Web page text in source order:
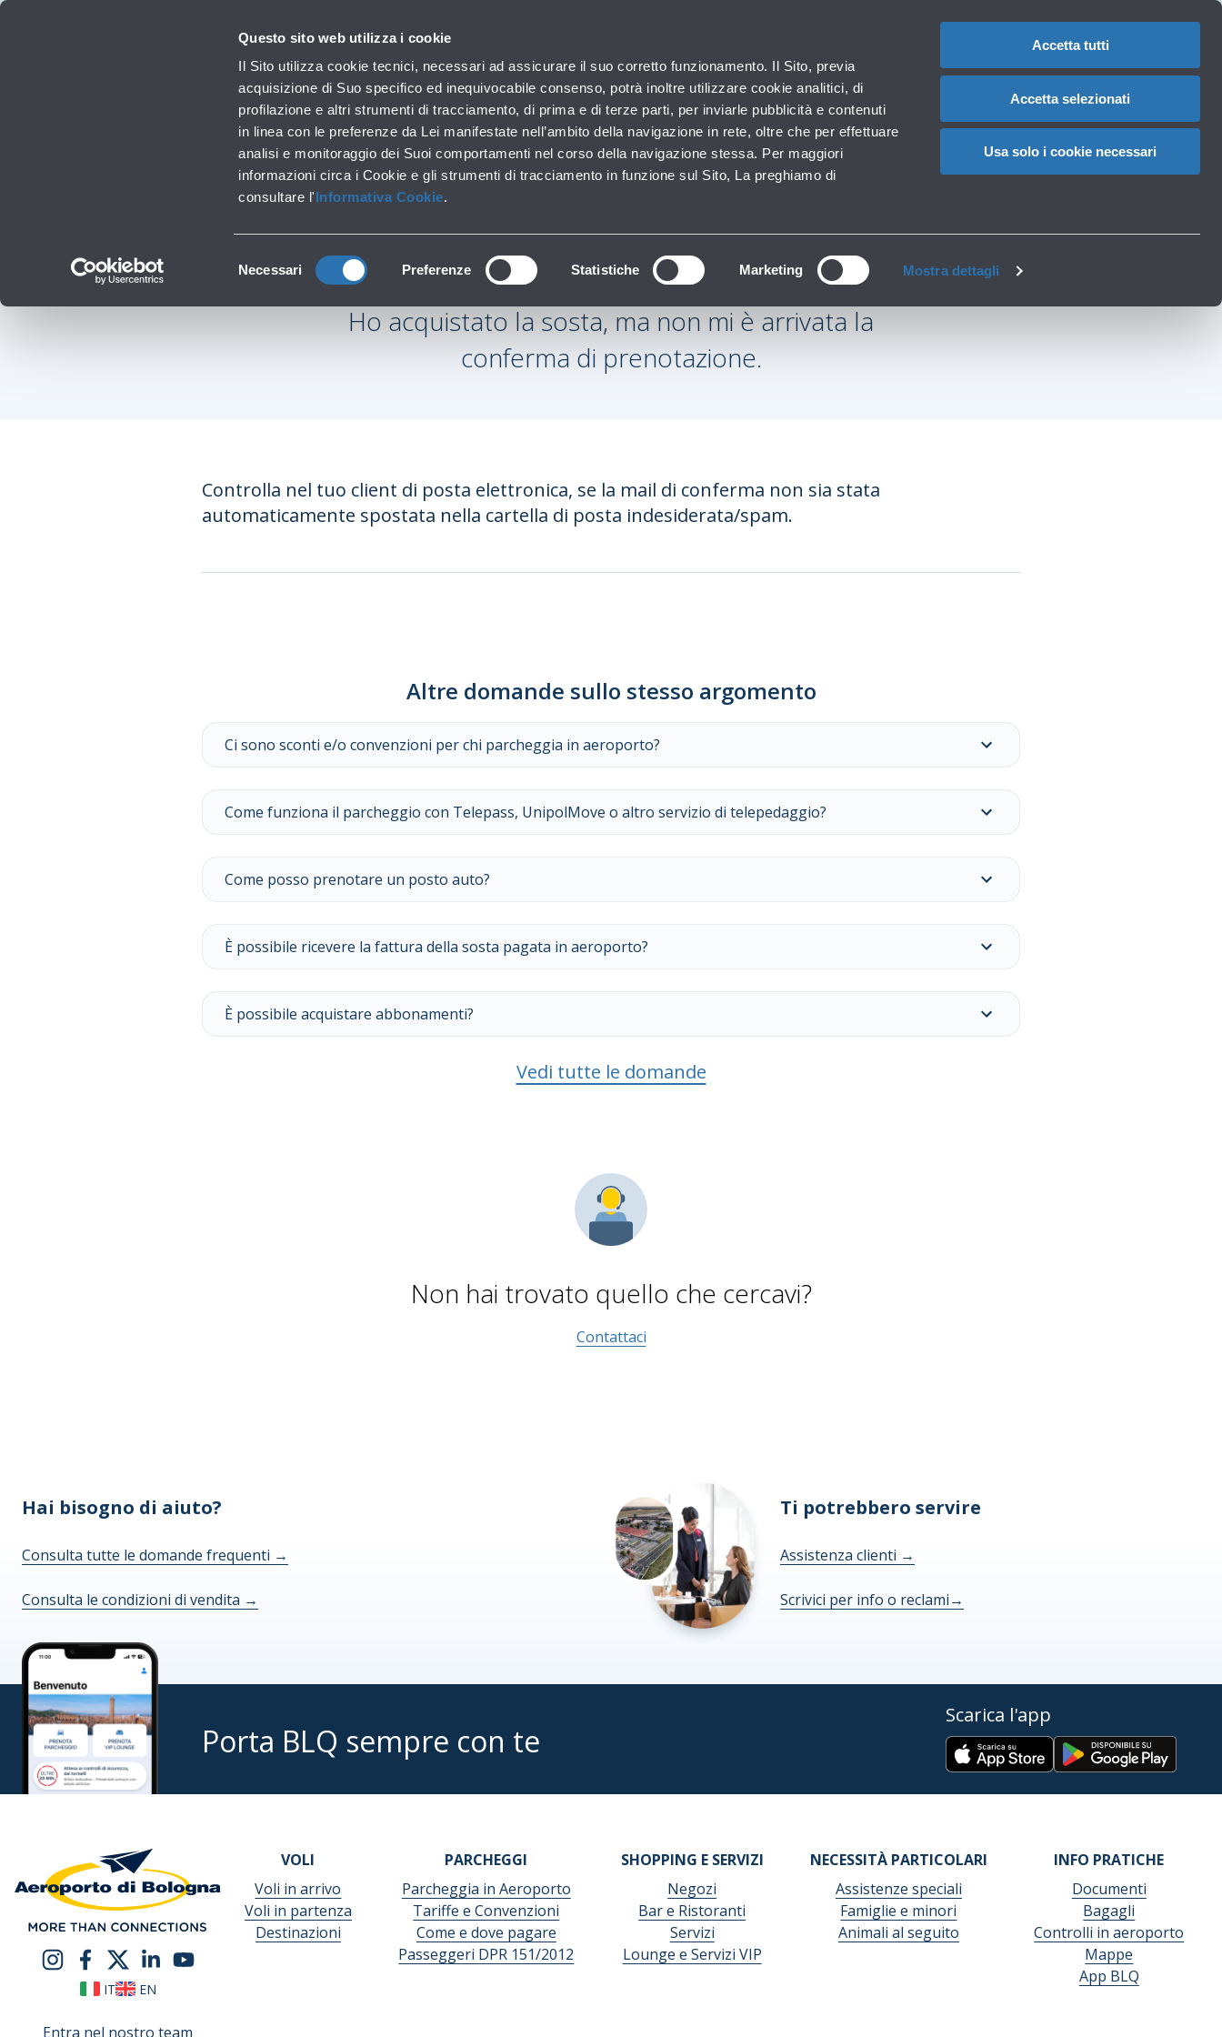
Questo sito web utilizza i cookie
Il Sito utilizza cookie tecnici, necessari ad assicurare il suo corretto funzionamento. Il Sito, previa
acquisizione di Suo specifico ed inequivocabile consenso, potrà inoltre utilizzare cookie analitici, di
profilazione e altri strumenti di tracciamento, di prima e di terze parti, per inviarle pubblicità e contenuti
in linea con le preferenze da Lei manifestate nell’ambito della navigazione in rete, oltre che per effettuare
analisi e monitoraggio dei Suoi comportamenti nel corso della navigazione stessa. Per maggiori
informazioni circa i Cookie e gli strumenti di tracciamento in funzione sul Sito, La preghiamo di
consultare l'Informativa Cookie.
del
Necessari Preferenze Statistiche Marketing Mostra dettagli
Accetta tutti
Accetta selezionati
Usa solo i cookie necessari
CAMBIA
Voli
Orari, destinazioni e info
Parcheggi
Soste brevi e lunghe
Da e per l'aeroporto
Trasporti pubblici e auto
In aeroporto
Lounge, shopping e servizi
Necessità particolari
Accessibilità, Famiglie, Animali Carrello
Ho acquistato la sosta, ma non mi è arrivata la
conferma di prenotazione.
Controlla nel tuo client di posta elettronica, se la mail di conferma non sia stata
automaticamente spostata nella cartella di posta indesiderata/spam.
Altre domande sullo stesso argomento
Ci sono sconti e/o convenzioni per chi parcheggia in aeroporto?
Come funziona il parcheggio con Telepass, UnipolMove o altro servizio di telepedaggio?
Come posso prenotare un posto auto?
È possibile ricevere la fattura della sosta pagata in aeroporto?
È possibile acquistare abbonamenti?
Vedi tutte le domande
Non hai trovato quello che cercavi?
Contattaci
Hai bisogno di aiuto?
Consulta tutte le domande frequenti →
Consulta le condizioni di vendita →
Ti potrebbero servire
Assistenza clienti →
Scrivici per info o reclami→
Porta BLQ sempre con te
Scarica l'app
IT EN
Entra nel nostro team
VOLI
Voli in arrivo
Voli in partenza
Destinazioni
PARCHEGGI
Parcheggia in Aeroporto
Tariffe e Convenzioni
Come e dove pagare
Passeggeri DPR 151/2012
SHOPPING E SERVIZI
Negozi
Bar e Ristoranti
Servizi
Lounge e Servizi VIP
NECESSITÀ PARTICOLARI
Assistenze speciali
Famiglie e minori
Animali al seguito
INFO PRATICHE
Documenti
Bagagli
Controlli in aeroporto
Mappe
App BLQ